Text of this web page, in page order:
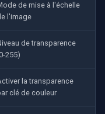
Eufy Security
de mise à l'échelle
l'image
de transparence
255)
la transparence
clé de couleur